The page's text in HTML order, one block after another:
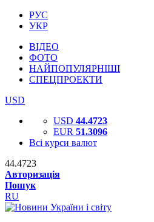
РУС
УКР
ВІДЕО
ФОТО
НАЙПОПУЛЯРНІШІ
СПЕЦПРОЕКТИ
USD
USD 44.4723
EUR 51.3096
Всі курси валют
44.4723
Авторизація
Пошук
RU